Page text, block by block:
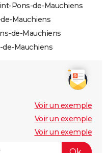
Pons-de-Mauchiens
Mauchiens
de-Mauchiens
de-Mauchiens
Voir un exemple
Voir un exemple
Voir un exemple